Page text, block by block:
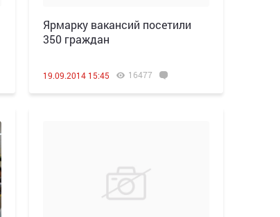
Ярмарку вакансий посетили
350 граждан
19.09.2014 15:45 16477